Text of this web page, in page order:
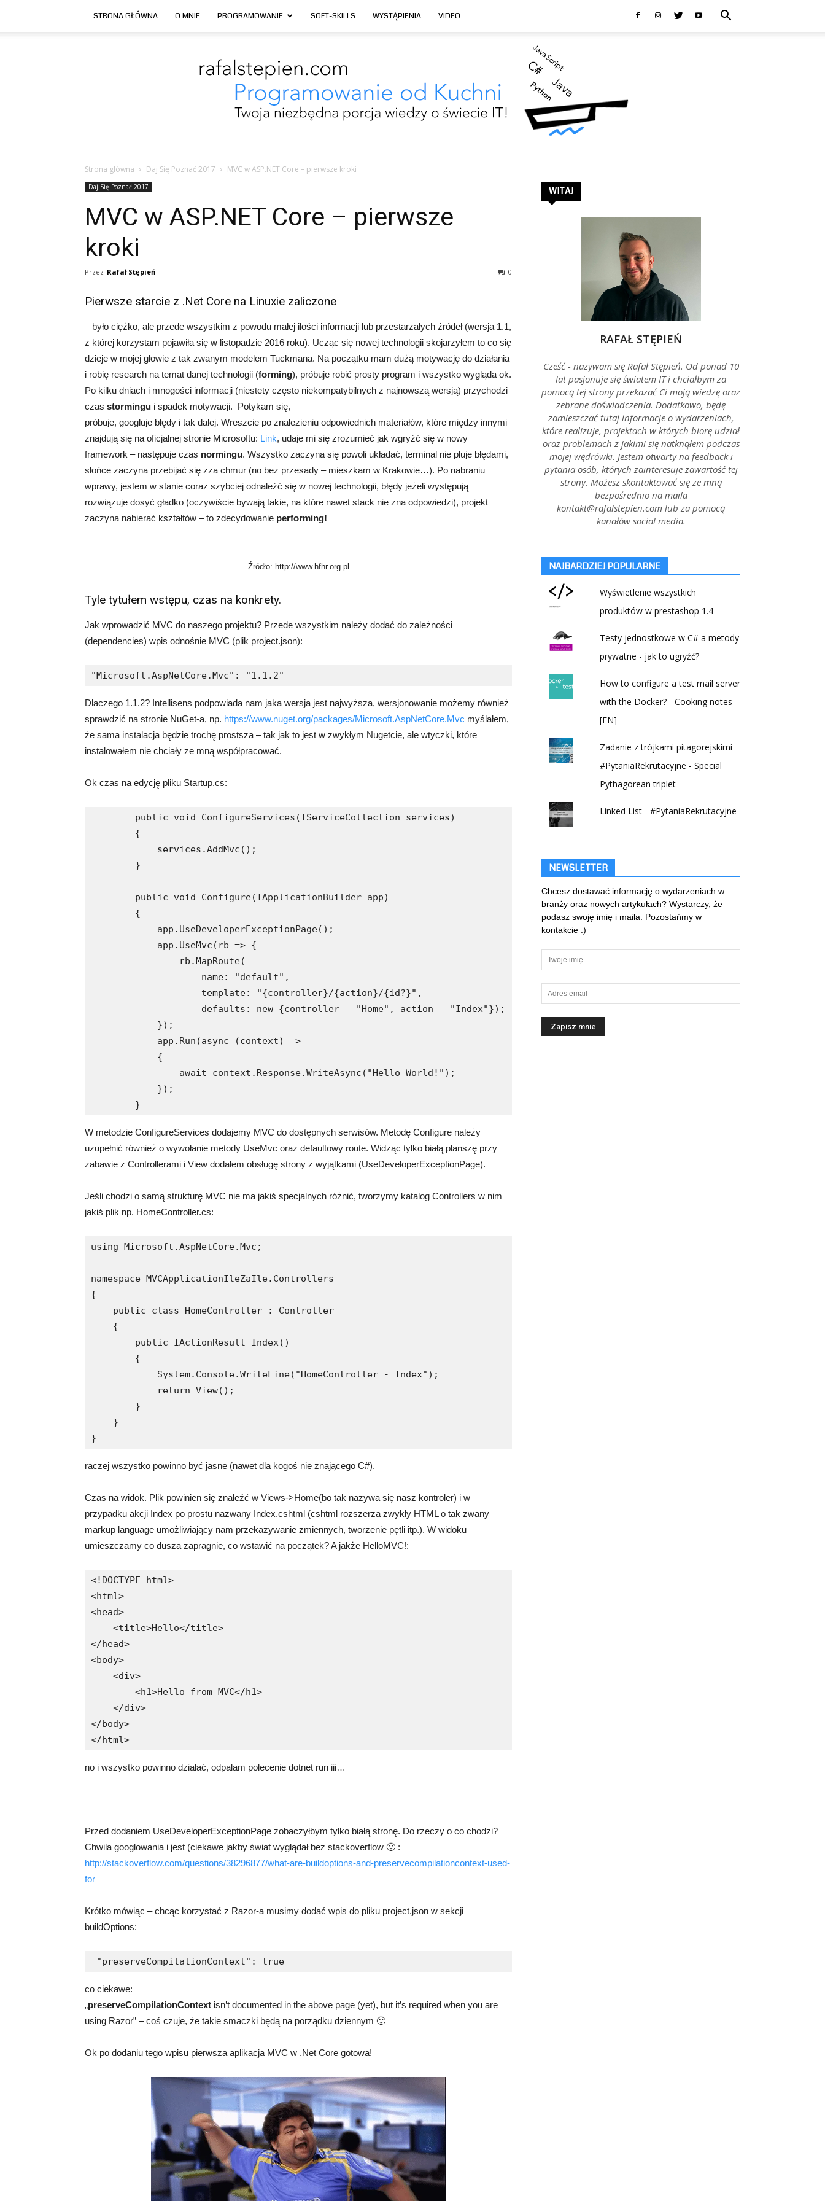
STRONA GŁÓWNA O MNIE PROGRAMOWANIE SOFT-SKILLS WYSTĄPIENIA VIDEO
Kuchni
Strona główna Daj Się Poznać 2017 MVC w ASP.NET Core – pierwsze kroki
Daj Się Poznać 2017
MVC w ASP.NET Core – pierwsze
kroki
Przez Rafał Stępień 0
Pierwsze starcie z .Net Core na Linuxie zaliczone
– było ciężko, ale przede wszystkim z powodu małej ilości informacji lub przestarzałych źródeł (wersja 1.1,
z której korzystam pojawiła się w listopadzie 2016 roku). Ucząc się nowej technologii skojarzyłem to co się
dzieje w mojej głowie z tak zwanym modelem Tuckmana. Na początku mam dużą motywację do działania
i robię research na temat danej technologii (forming), próbuje robić prosty program i wszystko wygląda ok.
Po kilku dniach i mnogości informacji (niestety często niekompatybilnych z najnowszą wersją) przychodzi
czas stormingu i spadek motywacji. Potykam się,
próbuje, googluje błędy i tak dalej. Wreszcie po znalezieniu odpowiednich materiałów, które między innymi
znajdują się na oficjalnej stronie Microsoftu: Link, udaje mi się zrozumieć jak wgryźć się w nowy
framework – następuje czas normingu. Wszystko zaczyna się powoli układać, terminal nie pluje błędami,
słońce zaczyna przebijać się zza chmur (no bez przesady – mieszkam w Krakowie…). Po nabraniu
wprawy, jestem w stanie coraz szybciej odnaleźć się w nowej technologii, błędy jeżeli występują
rozwiązuje dosyć gładko (oczywiście bywają takie, na które nawet stack nie zna odpowiedzi), projekt
zaczyna nabierać kształtów – to zdecydowanie performing!
Źródło: http://www.hfhr.org.pl
Tyle tytułem wstępu, czas na konkrety.
Jak wprowadzić MVC do naszego projektu? Przede wszystkim należy dodać do zależności
(dependencies) wpis odnośnie MVC (plik project.json):
"Microsoft.AspNetCore.Mvc": "1.1.2"
Dlaczego 1.1.2? Intellisens podpowiada nam jaka wersja jest najwyższa, wersjonowanie możemy również
sprawdzić na stronie NuGet-a, np. https://www.nuget.org/packages/Microsoft.AspNetCore.Mvc myślałem,
że sama instalacja będzie trochę prostsza – tak jak to jest w zwykłym Nugetcie, ale wtyczki, które
instalowałem nie chciały ze mną współpracować.
Ok czas na edycję pliku Startup.cs:
        public void ConfigureServices(IServiceCollection services)
        {
            services.AddMvc();
        }
        public void Configure(IApplicationBuilder app)
        {
            app.UseDeveloperExceptionPage();
            app.UseMvc(rb => {
                rb.MapRoute(
                    name: "default",
                    template: "{controller}/{action}/{id?}",
                    defaults: new {controller = "Home", action = "Index"});
            });
            app.Run(async (context) =>
            {
                await context.Response.WriteAsync("Hello World!");
            });
        }
W metodzie ConfigureServices dodajemy MVC do dostępnych serwisów. Metodę Configure należy
uzupełnić również o wywołanie metody UseMvc oraz defaultowy route. Widząc tylko białą planszę przy
zabawie z Controllerami i View dodałem obsługę strony z wyjątkami (UseDeveloperExceptionPage).
Jeśli chodzi o samą strukturę MVC nie ma jakiś specjalnych różnić, tworzymy katalog Controllers w nim
jakiś plik np. HomeController.cs:
using Microsoft.AspNetCore.Mvc;
namespace MVCApplicationIleZaIle.Controllers
{
    public class HomeController : Controller
    {
        public IActionResult Index()
        {
            System.Console.WriteLine("HomeController - Index");
            return View();
        }
    }
}
raczej wszystko powinno być jasne (nawet dla kogoś nie znającego C#).
Czas na widok. Plik powinien się znaleźć w Views->Home(bo tak nazywa się nasz kontroler) i w
przypadku akcji Index po prostu nazwany Index.cshtml (cshtml rozszerza zwykły HTML o tak zwany
markup language umożliwiający nam przekazywanie zmiennych, tworzenie pętli itp.). W widoku
umieszczamy co dusza zapragnie, co wstawić na początek? A jakże HelloMVC!:
<!DOCTYPE html>
<html>
<head>
    <title>Hello</title>
</head>
<body>
    <div>
        <h1>Hello from MVC</h1>
    </div>
</body>
</html>
no i wszystko powinno działać, odpalam polecenie dotnet run iii…
Przed dodaniem UseDeveloperExceptionPage zobaczyłbym tylko białą stronę. Do rzeczy o co chodzi?
Chwila googlowania i jest (ciekawe jakby świat wyglądał bez stackoverflow 🙂 :
http://stackoverflow.com/questions/38296877/what-are-buildoptions-and-preservecompilationcontext-used-
for
Krótko mówiąc – chcąc korzystać z Razor-a musimy dodać wpis do pliku project.json w sekcji
buildOptions:
"preserveCompilationContext": true
co ciekawe:
„preserveCompilationContext isn’t documented in the above page (yet), but it’s required when you are
using Razor” – coś czuje, że takie smaczki będą na porządku dziennym 🙂
Ok po dodaniu tego wpisu pierwsza aplikacja MVC w .Net Core gotowa!
WITAJ
RAFAŁ STĘPIEŃ
Cześć - nazywam się Rafał Stępień. Od ponad 10
lat pasjonuje się światem IT i chciałbym za
pomocą tej strony przekazać Ci moją wiedzę oraz
zebrane doświadczenia. Dodatkowo, będę
zamieszczać tutaj informacje o wydarzeniach,
które realizuje, projektach w których biorę udział
oraz problemach z jakimi się natknąłem podczas
mojej wędrówki. Jestem otwarty na feedback i
pytania osób, których zainteresuje zawartość tej
strony. Możesz skontaktować się ze mną
bezpośrednio na maila
kontakt@rafalstepien.com lub za pomocą
kanałów social media.
NAJBARDZIEJ POPULARNE
Wyświetlenie wszystkich
produktów w prestashop 1.4
Testy jednostkowe w C# a metody
prywatne - jak to ugryźć?
How to configure a test mail server
with the Docker? - Cooking notes
[EN]
Zadanie z trójkami pitagorejskimi
#PytaniaRekrutacyjne - Special
Pythagorean triplet
Linked List - #PytaniaRekrutacyjne
NEWSLETTER
Chcesz dostawać informację o wydarzeniach w
branży oraz nowych artykułach? Wystarczy, że
podasz swoję imię i maila. Pozostańmy w
kontakcie :)